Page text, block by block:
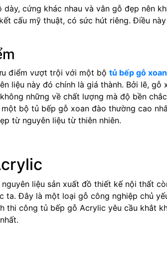
dày, cứng khác nhau và vân gỗ đẹp nên
cấu mỹ thuật, có sức hút riêng. Điều
điểm vượt trội với một bộ tủ bếp gỗ
liệu này đó chính là giá thành. Bởi lẽ,
những về chất lượng mà độ bền
bộ tủ bếp gỗ xoan đào thường cao
từ nguyên liệu từ thiên nhiên.
liệu sản xuất đồ thiết kế nội thất
ta. Đây là một loại gỗ công nghiệp chủ
thi công tủ bếp gỗ Acrylic yêu cầu khắt